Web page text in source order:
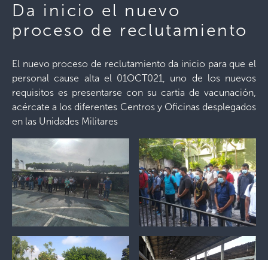
Da inicio el nuevo
proceso de reclutamiento
El nuevo proceso de reclutamiento da inicio para que el
personal cause alta el 01OCT021, uno de los nuevos
requisitos es presentarse con su cartia de vacunación,
acércate a los diferentes Centros y Oficinas desplegados
en las Unidades Militares